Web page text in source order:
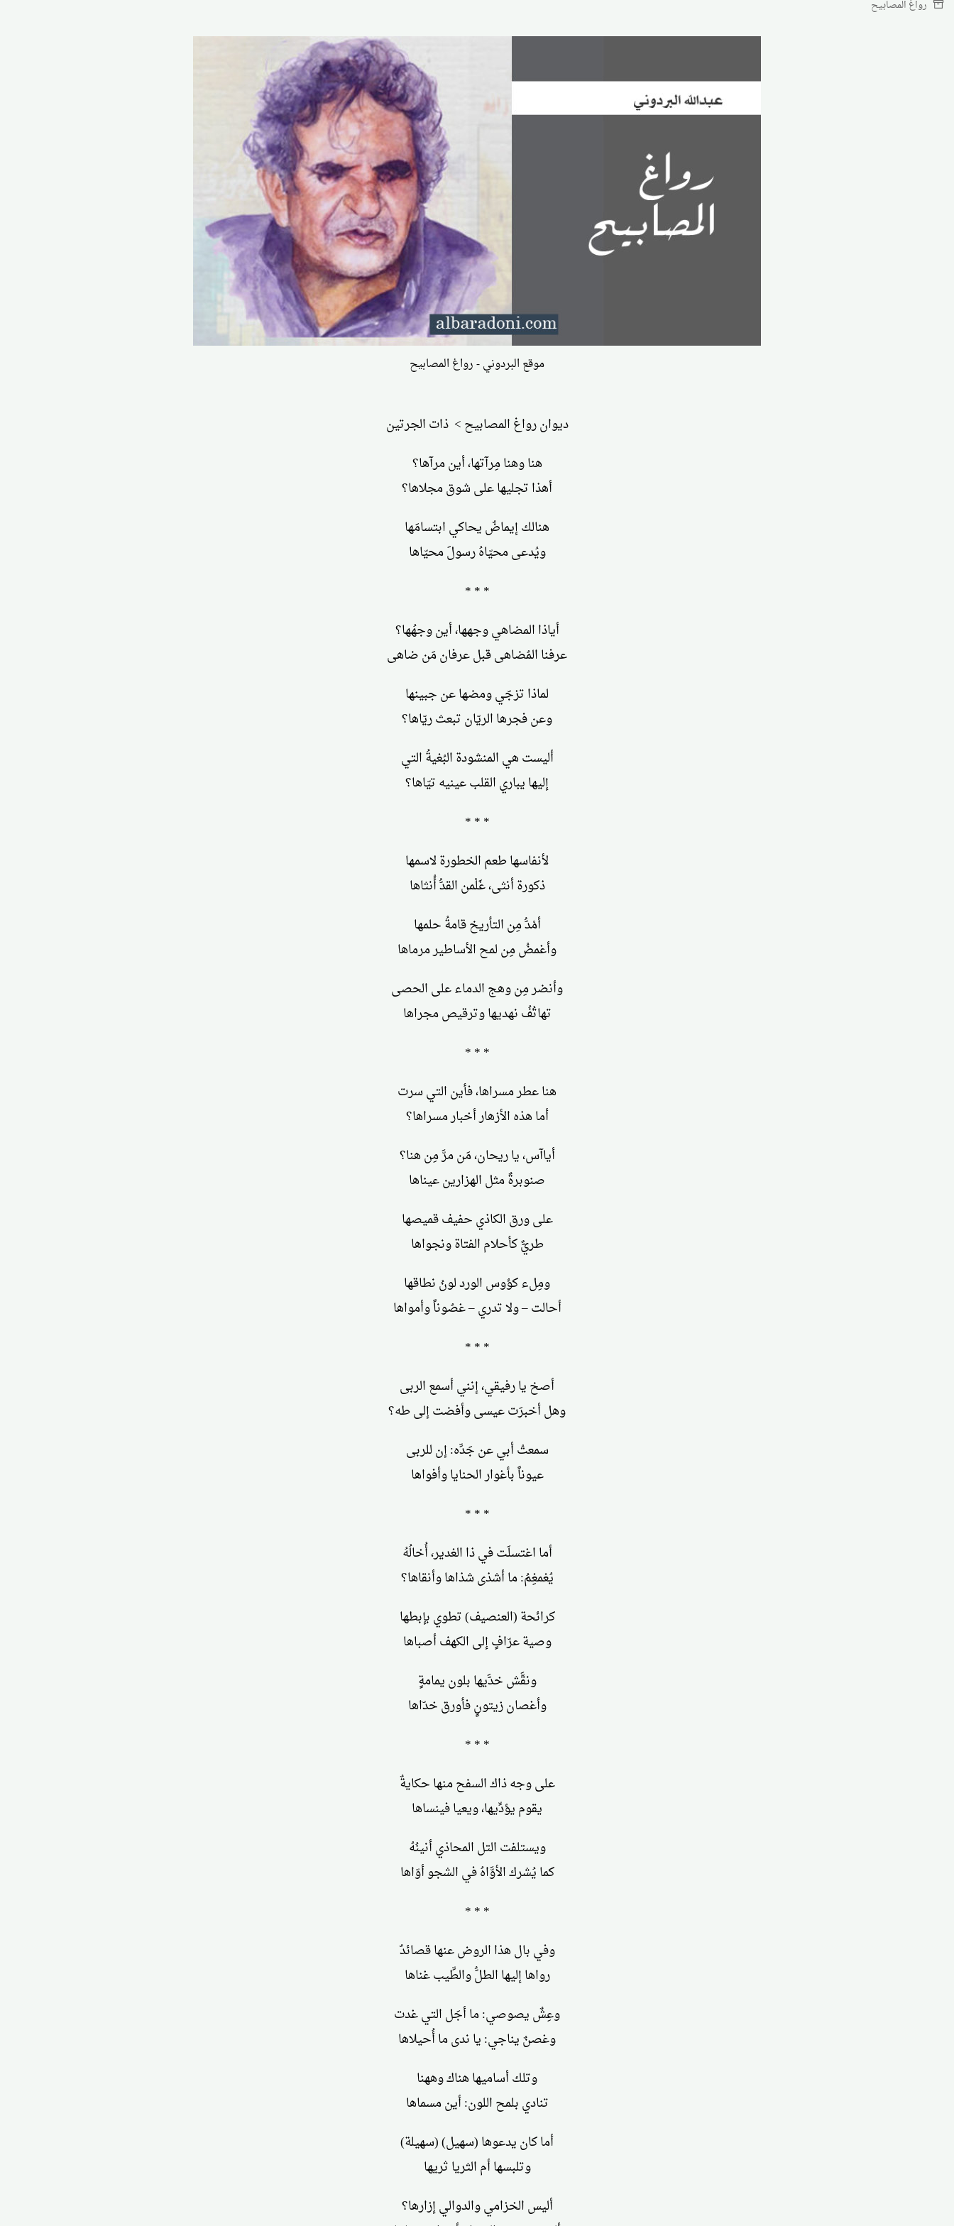
رواغ المصابيح
موقع البردوني - رواغ المصابيح
ديوان رواغ المصابيح > ذات الجرتين
هنا وهنا مِرآتها، أين مرآها؟
أهذا تجليها على شوق مجلاها؟
هنالك إيماضٌ يحاكي ابتسامَها
ويُدعى محيّاهُ رسولَ محيّاها
* * *
أياذا المضاهي وجهها، أين وجهُها؟
عرفنا المُضاهى قبل عرفان مَن ضاهى
لماذا تزجّي ومضها عن جبينها
وعن فجرها الريّان تبعث ريّاها؟
أليست هي المنشودة البُغيةُ التي
إليها يباري القلب عينيه تيّاها؟
* * *
لأنفاسها طعم الخطورة لاسمها
ذكورة أنثى، غَلْمن القدُّ أُنثاها
أمْدُّ مِن التأريخ قامةُ حلمها
وأغمضُ مِن لمح الأساطير مرماها
وأنضر مِن وهج الدماء على الحصى
تهاتُفُ نهديها وترقيص مجراها
* * *
هنا عطر مسراها، فأين التي سرت
أما هذه الأزهار أخبار مسراها؟
أياآس، يا ريحان، مَن مرَّ مِن هنا؟
صنوبرةٌ مثل الهزارين عيناها
على ورق الكاذي حفيف قميصها
طريٌّ كأحلام الفتاة ونجواها
ومِلء كؤوس الورد لونُ نطاقها
أحالت – ولا تدري – غصُوناً وأمواها
* * *
أصخ يا رفيقي، إنني أسمع الربى
وهل أخبرَت عيسى وأفضت إلى طه؟
سمعتُ أبي عن جَدِّه: إن للربى
عيوناً بأغوار الحنايا وأفواها
* * *
أما اغتسلَت في ذا الغدير، أُخالُهُ
يُغمغِمُ: ما أشذى شذاها وأنقاها؟
كرائحة (العنصيف) تطوي بإبطها
وصية عرّافٍ إلى الكهف أصباها
ونقَّش خدَّيها بلون يمامةٍ
وأغصان زيتونٍ فأورق خدّاها
* * *
على وجه ذاك السفح منها حكايةٌ
يقوم يؤدِّيها، ويعيا فينساها
ويستلفت التل المحاذي أنينُهُ
كما يُشرك الأوَّاهُ في الشجو أوّاها
* * *
وفي بال هذا الروض عنها قصائدٌ
رواها إليها الطلُّ والطِّيب غناها
وعِشٌ يصوصي: ما أجَل التي غدت
وغصنٌ يناجي: يا ندى ما أُحيلاها
وتلك أساميها هناك وههنا
تنادي بلمح اللون: أين مسماها
أما كان يدعوها (سهيل) (سهيلة)
وتلبسها أم الثريا ثريها
أليس الخزامي والدوالي إزارها؟